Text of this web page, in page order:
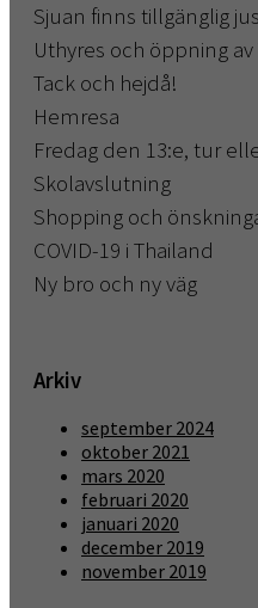
Sjuan finns tillgänglig
Uthyres och öppning av
Tack och hejdå!
Hemresa
Fredag den 13:e, tur
Skolavslutning
Shopping och
COVID-19 i Thailand
Ny bro och ny väg
Arkiv
september 2024
oktober 2021
mars 2020
februari 2020
januari 2020
december 2019
november 2019